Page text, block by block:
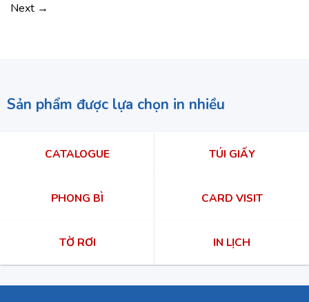
Next →
Sản phẩm được lựa chọn in nhiều
CATALOGUE TÚI GIẤY
PHONG BÌ CARD VISIT
TỜ RƠI IN LỊCH